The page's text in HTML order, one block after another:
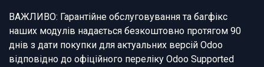
ВАЖЛИВО: Гарантійне обслуговування та багфікс
наших модулів надається безкоштовно протягом 90
днів з дати покупки для актуальних версій Odoo
відповідно до офіційного переліку Odoo Supported